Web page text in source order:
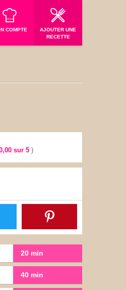
COMPTE
AJOUTER UNE
RECETTE
sur 5)
20 min
40 min